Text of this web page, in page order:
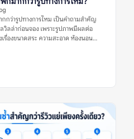
กกว่ารูปทางการไหม เป็นคำถามสำคัญ
วิลล่าก่อนจอง เพราะรูปภาพมีผลต่อ
รื่องขนาดสระ ความสะอาด ห้องนอน
หลายสัญญาณประกอบ เช่น วันที่ของรีวิว
ก่อนตัดสินใจจองพูลวิลล่า ควรเชื่อรูป
งการไหม หมายถึงอะไร? ควรเชื่อรูปจากผู้
ไหม หมายถึงการพิจารณาว่ารูปประเภทใด
รตัดสินใจมากกว่า ระหว่างรูปที่เจ้าของ